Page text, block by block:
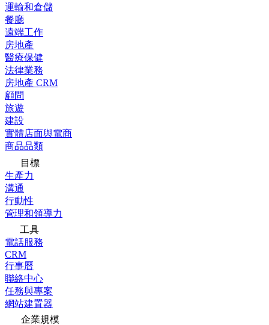
運輸和倉儲
餐廳
遠端工作
房地產
醫療保健
法律業務
房地產 CRM
顧問
旅遊
建設
實體店面與電商
商品品類
目標
生產力
溝通
行動性
管理和領導力
工具
電話服務
CRM
行事曆
聯絡中心
任務與專案
網站建置器
企業規模